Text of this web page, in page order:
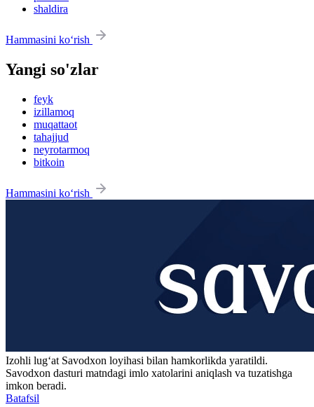
shaldira
Hammasini ko‘rish
Yangi so'zlar
feyk
izillamoq
muqattaot
tahajjud
neyrotarmoq
bitkoin
Hammasini ko‘rish
Izohli lugʻat Savodxon loyihasi bilan hamkorlikda yaratildi.
Savodxon dasturi matndagi imlo xatolarini aniqlash va tuzatishga
imkon beradi.
Batafsil